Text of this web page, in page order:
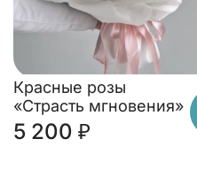
Красные розы
«Страсть мгновения»
5 200 ₽